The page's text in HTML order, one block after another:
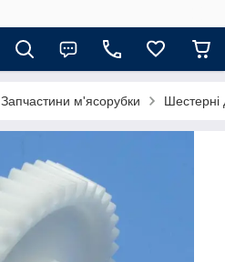
Запчастини м'ясорубки Шестерні